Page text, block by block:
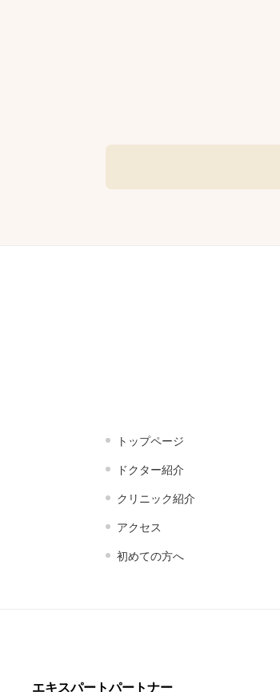
トップページ
ドクター紹介
クリニック紹介
アクセス
初めての方へ
エキスパートパートナー